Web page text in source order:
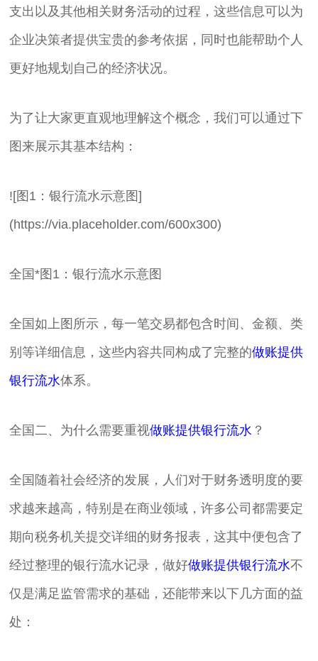
支出以及其他相关财务活动的过程，这些信息可以为
企业决策者提供宝贵的参考依据，同时也能帮助个人
更好地规划自己的经济状况。
为了让大家更直观地理解这个概念，我们可以通过下
图来展示其基本结构：
![图1：银行流水示意图]
(https://via.placeholder.com/600x300)
全国*图1：银行流水示意图
全国如上图所示，每一笔交易都包含时间、金额、类
别等详细信息，这些内容共同构成了完整的做账提供
银行流水体系。
全国二、为什么需要重视做账提供银行流水 ？
全国随着社会经济的发展，人们对于财务透明度的要
求越来越高，特别是在商业领域，许多公司都需要定
期向税务机关提交详细的财务报表，这其中便包含了
经过整理的银行流水记录，做好做账提供银行流水不
仅是满足监管需求的基础，还能带来以下几方面的益
处：